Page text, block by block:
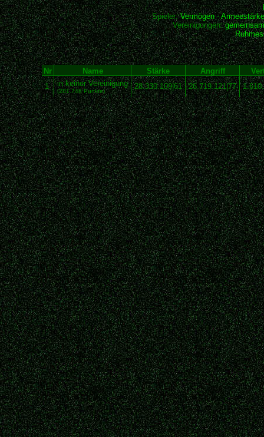
Spieler:Vermögen-Armeestärke
Vereinigungen:
Nr Name Stärke Angriff
1
in keiner Vereinigung
(281.746 Punkte)
28.330.109|61 26.719.121|77